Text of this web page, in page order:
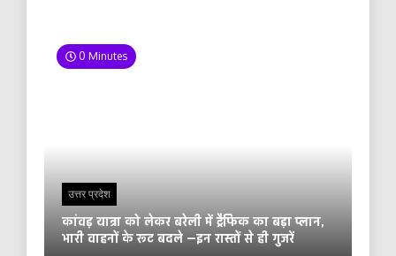
0 Minutes
उत्तर प्रदेश
कांवड़ यात्रा को लेकर बरेली में ट्रैफिक का बड़ा प्लान,
भारी वाहनों के रूट बदले —इन रास्तों से ही गुजरें